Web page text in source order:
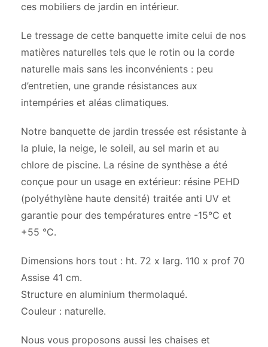
ces mobiliers de jardin en intérieur.
Le tressage de cette banquette imite celui de nos
matières naturelles tels que le rotin ou la corde
naturelle mais sans les inconvénients : peu
d’entretien, une grande résistances aux
intempéries et aléas climatiques.
Notre banquette de jardin tressée est résistante à
la pluie, la neige, le soleil, au sel marin et au
chlore de piscine. La résine de synthèse a été
conçue pour un usage en extérieur: résine PEHD
(polyéthylène haute densité) traitée anti UV et
garantie pour des températures entre -15°C et
+55 °C.
Dimensions hors tout : ht. 72 x larg. 110 x prof 70
Assise 41 cm.
Structure en aluminium thermolaqué.
Couleur : naturelle.
Nous vous proposons aussi les chaises et